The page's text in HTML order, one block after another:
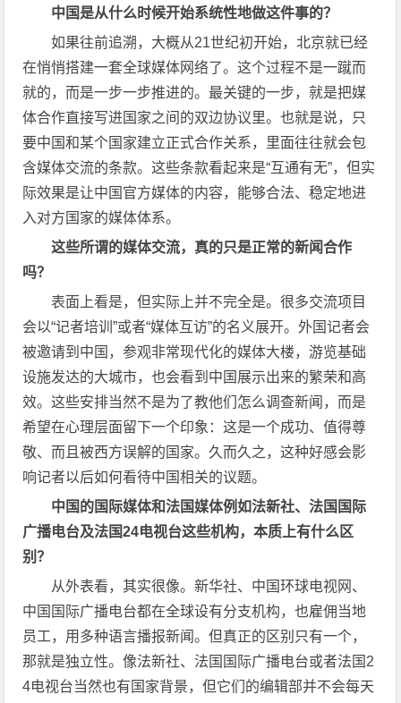
中国是从什么时候开始系统性地做这件事的？
如果往前追溯，大概从21世纪初开始，北京就已经
在悄悄搭建一套全球媒体网络了。这个过程不是一蹴而
就的，而是一步一步推进的。最关键的一步，就是把媒
体合作直接写进国家之间的双边协议里。也就是说，只
要中国和某个国家建立正式合作关系，里面往往就会包
含媒体交流的条款。这些条款看起来是“互通有无”，但实
际效果是让中国官方媒体的内容，能够合法、稳定地进
入对方国家的媒体体系。
这些所谓的媒体交流，真的只是正常的新闻合作
吗？
表面上看是，但实际上并不完全是。很多交流项目
会以“记者培训”或者“媒体互访”的名义展开。外国记者会
被邀请到中国，参观非常现代化的媒体大楼，游览基础
设施发达的大城市，也会看到中国展示出来的繁荣和高
效。这些安排当然不是为了教他们怎么调查新闻，而是
希望在心理层面留下一个印象：这是一个成功、值得尊
敬、而且被西方误解的国家。久而久之，这种好感会影
响记者以后如何看待中国相关的议题。
中国的国际媒体和法国媒体例如法新社、法国国际
广播电台及法国24电视台这些机构，本质上有什么区
别？
从外表看，其实很像。新华社、中国环球电视网、
中国国际广播电台都在全球设有分支机构，也雇佣当地
员工，用多种语言播报新闻。但真正的区别只有一个，
那就是独立性。像法新社、法国国际广播电台或者法国2
4电视台当然也有国家背景，但它们的编辑部并不会每天